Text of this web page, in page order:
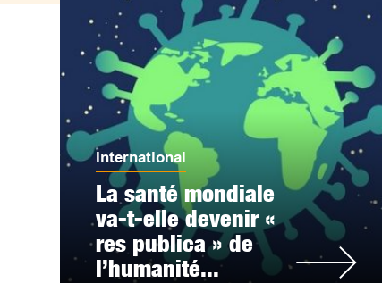
International
La santé mondiale
va-t-elle devenir «
res publica » de
l’humanité...